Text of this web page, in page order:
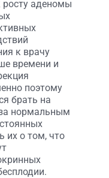
росту аденомы
к врачу
времени и
поэтому
брать на
нормальным
их о том, что